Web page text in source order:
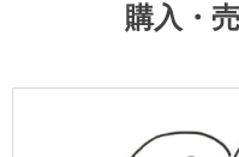
購入・